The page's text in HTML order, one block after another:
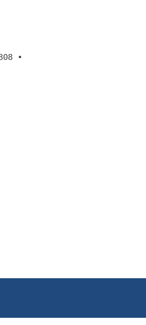
わせ（キットキャット）